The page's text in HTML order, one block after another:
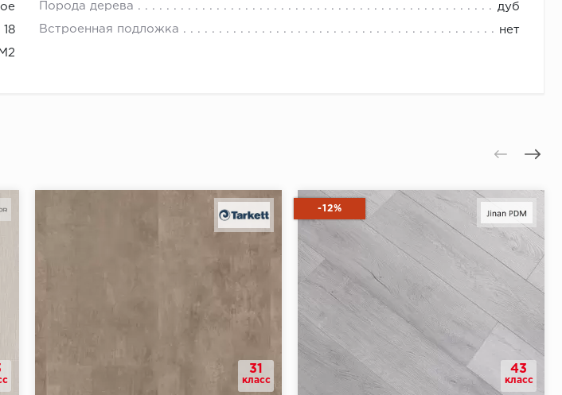
Порода дерева дуб
18 Встроенная подложка нет
31
класс
43
класс
-12%